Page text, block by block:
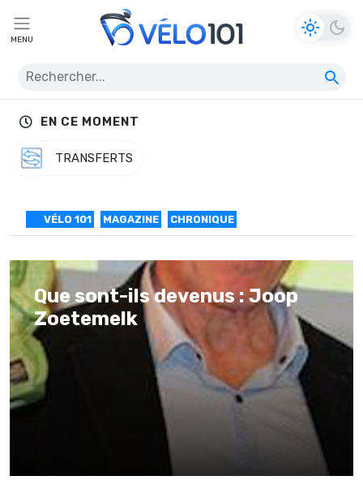
MENU
EN CE MOMENT
TRANSFERTS
VÉLO 101 MAGAZINE CHRONIQUE
Que sont-ils devenus : Joop
Zoetemelk